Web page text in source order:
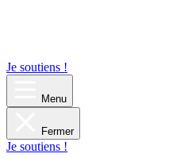
Je soutiens !
Menu
Fermer
Je soutiens !